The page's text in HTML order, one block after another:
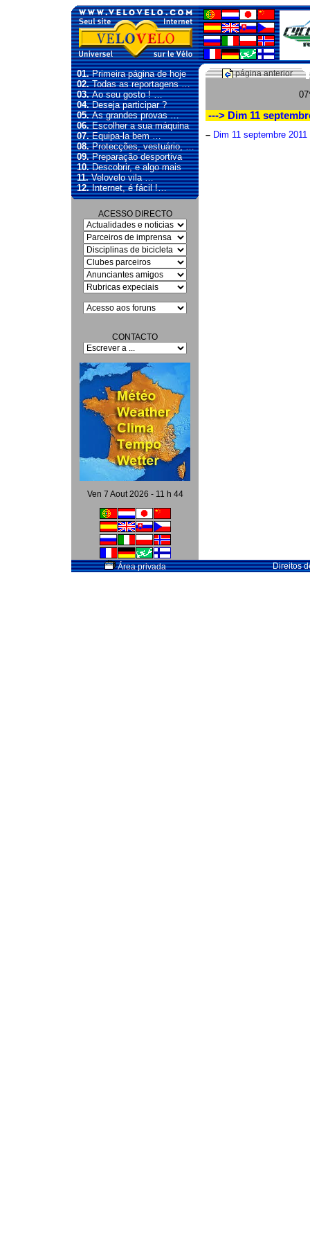
01.Primeira página de hoje
02.Todas as reportagens …
03.Ao seu gosto ! …
04.Deseja participar ?
05.As grandes provas …
06.Escolher a sua máquina
07.Equipa-la bem …
08.Protecções, vestuário, …
09.Preparação desportiva
10.Descobrir, e algo mais
11.Velovelo vila …
12.Internet, é fácil !…
ACESSO DIRECTO
CONTACTO
Ven 7 Aout 2026 - 11 h 44
página anterior
---> Dim 11
– Dim 11 septembre
Área privada Direitos